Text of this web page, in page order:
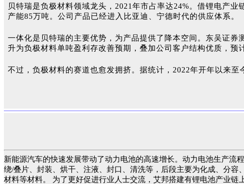
贝特瑞是负极材料领域龙头，2021年市占率达24%。借锂电产
产能85万吨。公司产品已经进入比亚迪、宁德时代的供应体系。
一体化是贝特瑞的主要优势，为产品提供了降本空间。东吴证券
升为负极材料单吨盈利存改善预期，叠加公司客户结构优质，预
不过，负极材料的赛道也愈发拥挤。据统计，2022年开年以来
新能源汽车的快速发展带动了动力电池的高速增长。动力电池生产流
绕/叠片、封装、烘干、注液、封口、清洗等，后段主要为化成、分
材料等材料。 为了更好促进行业人士交流，艾邦搭建有锂电池产业